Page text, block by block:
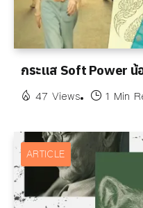
กระแส Soft Power น้
47 Views 1 Min
ARTICLE